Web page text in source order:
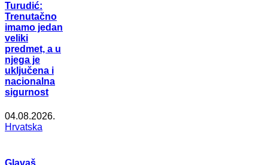
Turudić:
Trenutačno
imamo jedan
veliki
predmet, a u
njega je
uključena i
nacionalna
sigurnost
04.08.2026.
Hrvatska
Glavaš